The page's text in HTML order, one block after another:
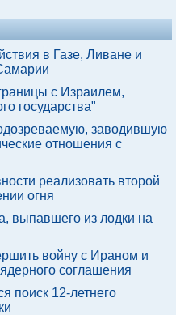
в Газе, Ливане и
с Израилем,
государства"
заводившую
отношения с
реализовать второй
огня
выпавшего из лодки на
войну с Ираном и
соглашения
поиск 12-летнего